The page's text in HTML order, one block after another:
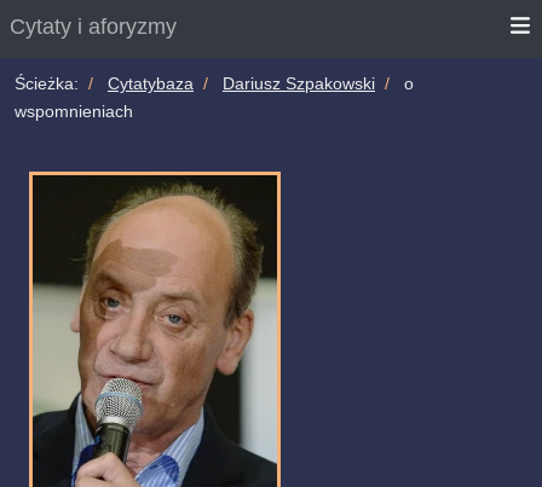
Cytaty i aforyzmy
Ścieżka: Cytatybaza Dariusz Szpakowski
o
wspomnieniach